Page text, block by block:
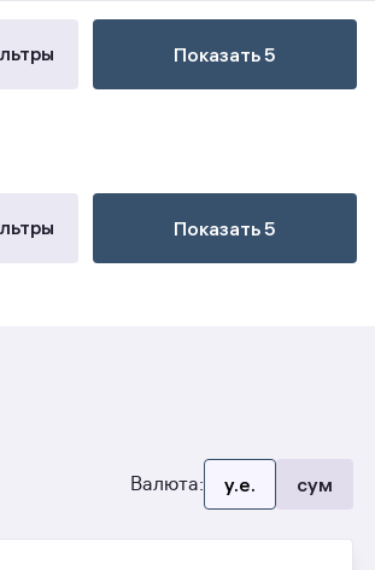
Показать 5
Показать 5
Валюта: y.e. сум